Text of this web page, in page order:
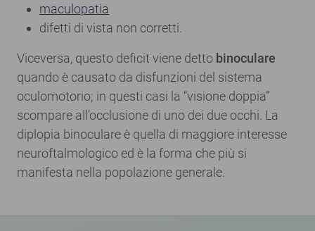
maculopatia
difetti di vista non corretti.
Viceversa, questo deficit viene detto binoculare
quando è causato da disfunzioni del sistema
oculomotorio; in questi casi la “visione doppia”
scompare all’occlusione di uno dei due occhi. La
diplopia binoculare è quella di maggiore interesse
neuroftalmologico ed è la forma che più si
manifesta nella popolazione generale.